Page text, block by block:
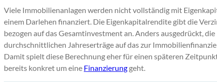
Viele Immobilienanlagen werden nicht vollständig mit
einem Darlehen finanziert. Die Eigenkapitalrendite gibt die
bezogen auf das Gesamtinvestment an. Anders ausgedrückt,
durchschnittlichen Jahreserträge auf das zur
Damit spielt diese Berechnung eher für einen späteren
bereits konkret um eine Finanzierung geht.